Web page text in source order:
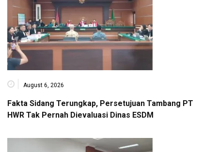
August 6, 2026
Fakta Sidang Terungkap, Persetujuan Tambang PT
HWR Tak Pernah Dievaluasi Dinas ESDM